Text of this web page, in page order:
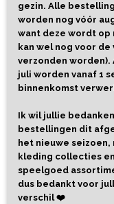
Sorteer
1 2 3 4
gezin. Alle
worden nog vóór
want deze wordt op
kan wel nog voor
verzonden worden).
juli worden vanaf 1
binnenkomst
Ik wil jullie
bestellingen dit
het nieuwe
kleding collecties
speelgoed
dus bedankt voor
verschil ❤️